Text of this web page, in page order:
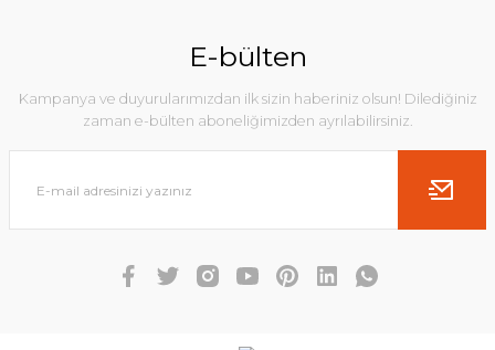
E-bülten
Kampanya ve duyurularımızdan ilk sizin haberiniz olsun! Dilediğiniz
zaman e-bülten aboneliğimizden ayrılabilirsiniz.